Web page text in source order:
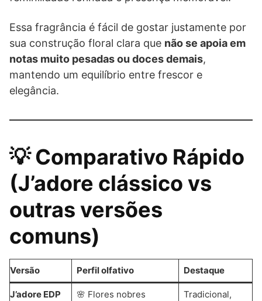
Essa fragrância é fácil de gostar justamente por
sua construção floral clara que não se apoia em
notas muito pesadas ou doces demais,
mantendo um equilíbrio entre frescor e
elegância.
💡 Comparativo Rápido
(J’adore clássico vs
outras versões
comuns)
Versão Perfil olfativo Destaque
J’adore EDP
🌸 Flores nobres
Tradicional,